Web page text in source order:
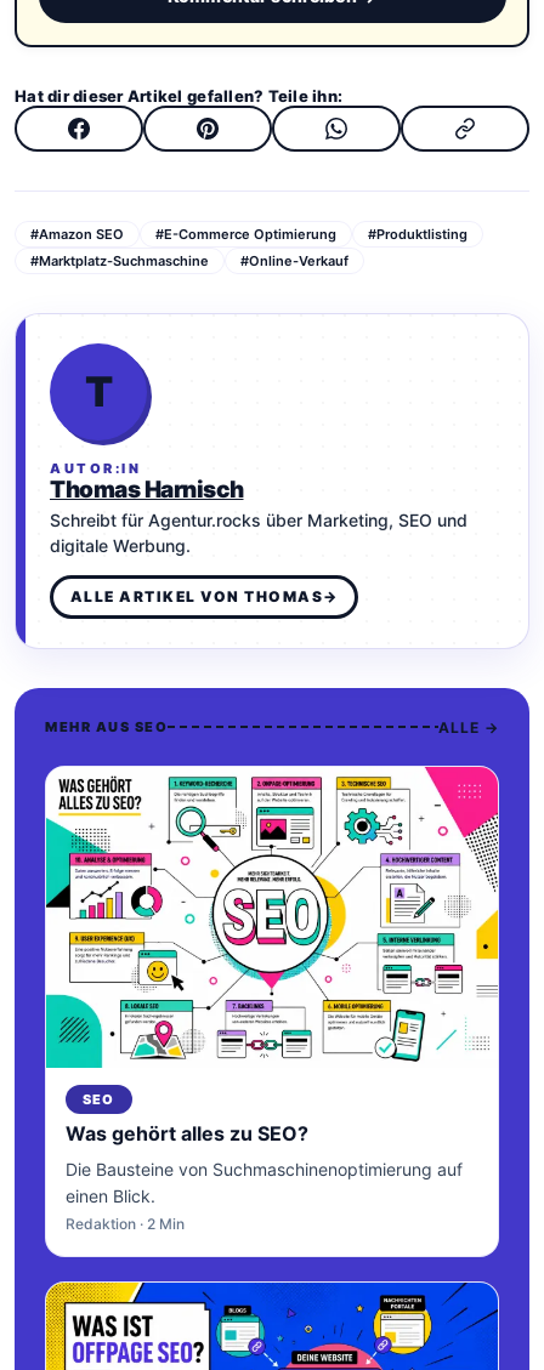
Hat dir dieser Artikel gefallen? Teile ihn:
#Amazon SEO #E-Commerce Optimierung
#Produktlisting
#Marktplatz-Suchmaschine
#Online-Verkauf
T
AUTOR:IN
Thomas Harnisch
Schreibt für Agentur.rocks über Marketing, SEO und
digitale Werbung.
ALLE ARTIKEL VON THOMAS→
MEHR AUS SEO ALLE →
SEO
Was gehört alles zu SEO?
Die Bausteine von Suchmaschinenoptimierung auf
einen Blick.
Redaktion · 2 Min